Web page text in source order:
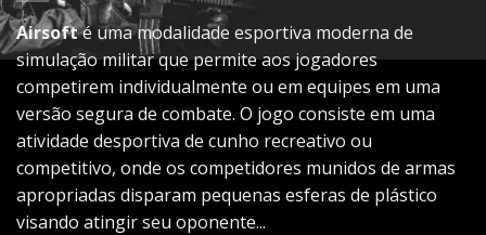
Airsofté uma modalidade esportiva moderna de
simulação militar que permite aos jogadores
competirem individualmente ou em equipes em uma
versão segura de combate. O jogo consiste em uma
atividade desportiva de cunho recreativo ou
competitivo, onde os competidores munidos de armas
apropriadas disparam pequenas esferas de plástico
visando atingir seu oponente...